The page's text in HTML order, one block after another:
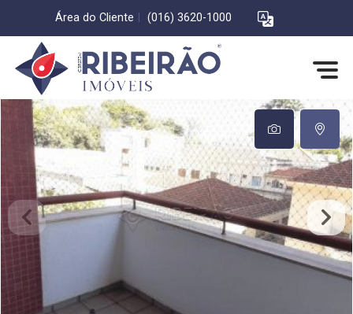
Área do Cliente (016) 3620-1000